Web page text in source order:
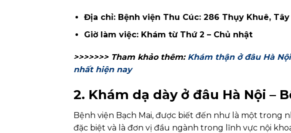
Địa chỉ: Bệnh viện Thu Cúc: 286 Thụy Khuê, Tây
Giờ làm việc: Khám từ Thứ 2 – Chủ nhật
>>>>>>> Tham khảo thêm: Khám thận ở đâu Hà
nhất hiện nay
2. Khám dạ dày ở đâu Hà Nội –
Bệnh viện Bạch Mai, được biết đến như là một
đặc biệt và là đơn vị đầu ngành trong lĩnh vực nội